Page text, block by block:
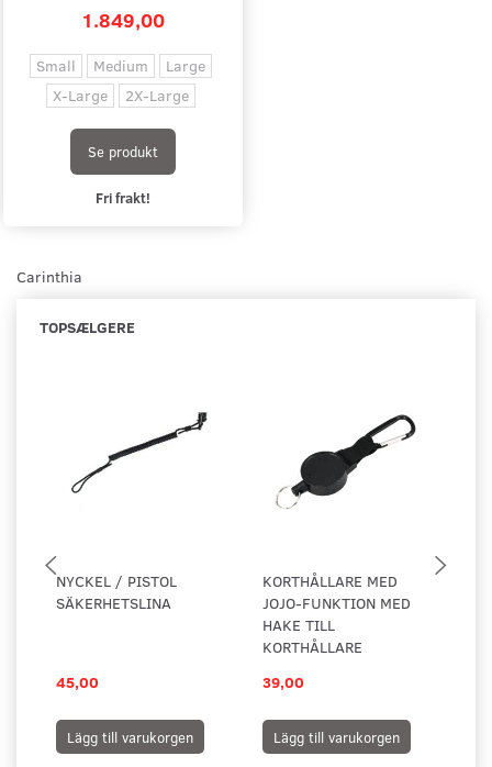
1.849,00
Small Medium
Large
X-Large
2X-Large
Se produkt
Fri frakt!
Carinthia
TOPSÆLGERE
NYCKEL / PISTOL
SÄKERHETSLINA
45,00
Lägg till varukorgen
KORTHÅLLARE MED
JOJO-FUNKTION MED
HAKE TILL
KORTHÅLLARE
39,00
Lägg till varukorgen